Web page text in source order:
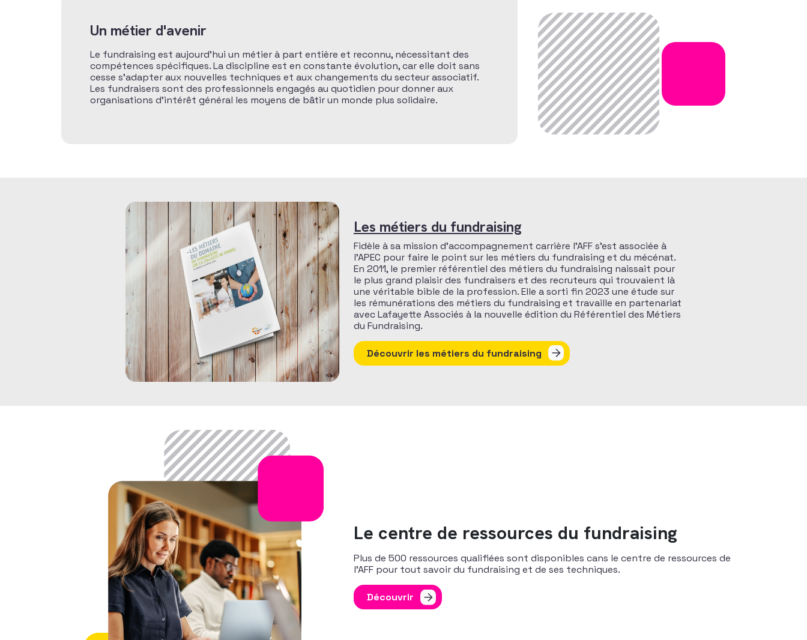
Un métier d'avenir
Le fundraising est aujourd’hui un métier à part entière et reconnu, nécessitant des
compétences spécifiques. La discipline est en constante évolution, car elle doit sans
cesse s’adapter aux nouvelles techniques et aux changements du secteur associatif.
Les fundraisers sont des professionnels engagés au quotidien pour donner aux
organisations d’intérêt général les moyens de bâtir un monde plus solidaire.
Les métiers du fundraising
Fidèle à sa mission d’accompagnement carrière l’AFF s’est associée à
l’APEC pour faire le point sur les métiers du fundraising et du mécénat.
En 2011, le premier référentiel des métiers du fundraising naissait pour
le plus grand plaisir des fundraisers et des recruteurs qui trouvaient là
une véritable bible de la profession. Elle a sorti fin 2023 une étude sur
les rémunérations des métiers du fundraising et travaille en partenariat
avec Lafayette Associés à la nouvelle édition du Référentiel des Métiers
du Fundraising.
Découvrir les métiers du fundraising
Le centre de ressources du fundraising
Plus de 500 ressources qualifiées sont disponibles cans le centre de ressources de
l’AFF pour tout savoir du fundraising et de ses techniques.
Découvrir